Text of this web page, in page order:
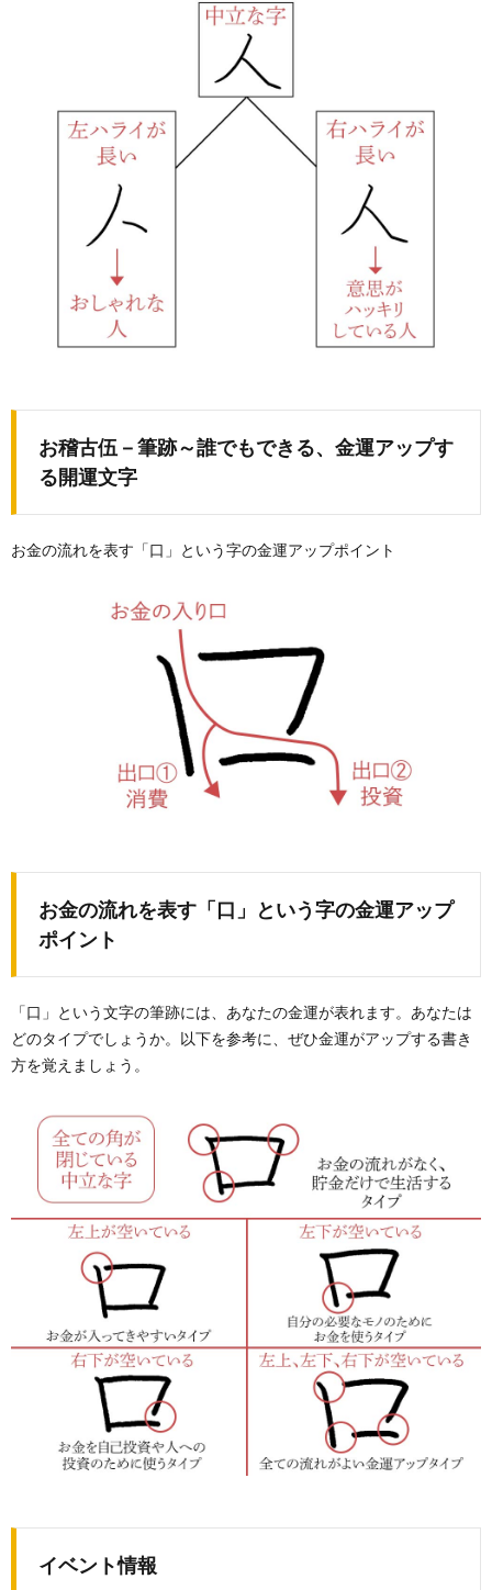
お稽古伍－筆跡～誰でもできる、金運アップす
る開運文字
お金の流れを表す「口」という字の金運アップポイント
お金の流れを表す「口」という字の金運アップ
ポイント
「口」という文字の筆跡には、あなたの金運が表れます。あなたは
どのタイプでしょうか。以下を参考に、ぜひ金運がアップする書き
方を覚えましょう。
イベント情報